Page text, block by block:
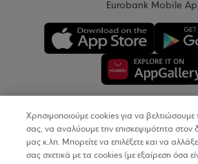
Eurobank Mobile
Copyright © 2026
Χρησιμοποιούμε cookies για να βελτιώσουμε
σας, να αναλύουμε την επισκεψιμότητα στον
μας κ.λπ. Μπορείτε να επιλέξετε και να
σας σχετικά με τα cookies (με εξαίρεση όσα